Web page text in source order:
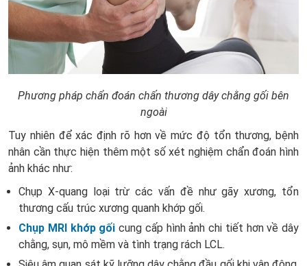
Phương pháp chẩn đoán chấn thương dây chằng gối bên
ngoài
Tuy nhiên để xác định rõ hơn về mức độ tổn thương, bệnh
nhân cần thực hiện thêm một số xét nghiệm chẩn đoán hình
ảnh khác như:
Chụp X-quang loại trừ các vấn đề như gãy xương, tổn
thương cấu trúc xương quanh khớp gối.
Chụp MRI khớp gối cung cấp hình ảnh chi tiết hơn về dây
chằng, sụn, mô mềm và tình trạng rách LCL.